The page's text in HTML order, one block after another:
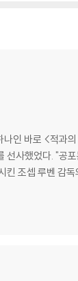
인 바로 <적과
사했었다. "공
조셉 루벤 감